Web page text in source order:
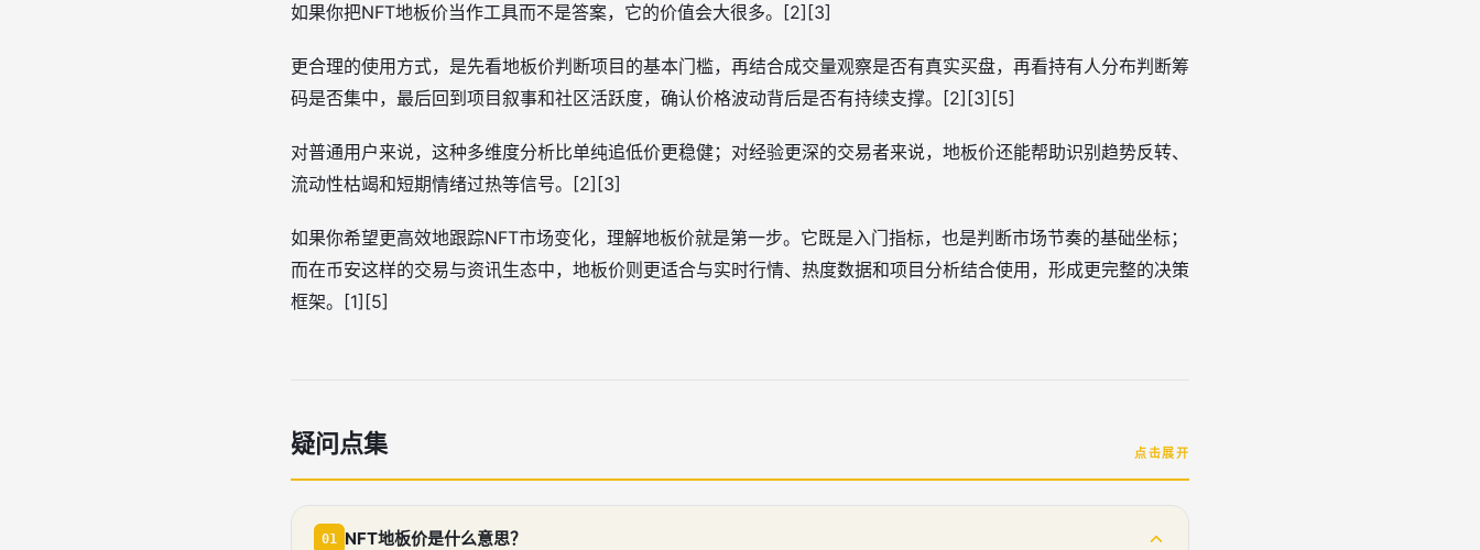
如果你把NFT地板价当作工具而不是答案，它的价值会大很多。[2][3]
更合理的使用方式，是先看地板价判断项目的基本门槛，再结合成交量观察是否有真实买盘，再看持有人分布判断筹
码是否集中，最后回到项目叙事和社区活跃度，确认价格波动背后是否有持续支撑。[2][3][5]
对普通用户来说，这种多维度分析比单纯追低价更稳健；对经验更深的交易者来说，地板价还能帮助识别趋势反转、
流动性枯竭和短期情绪过热等信号。[2][3]
如果你希望更高效地跟踪NFT市场变化，理解地板价就是第一步。它既是入门指标，也是判断市场节奏的基础坐标；
而在币安这样的交易与资讯生态中，地板价则更适合与实时行情、热度数据和项目分析结合使用，形成更完整的决策
框架。[1][5]
疑问点集 点击展开
01 NFT地板价是什么意思？